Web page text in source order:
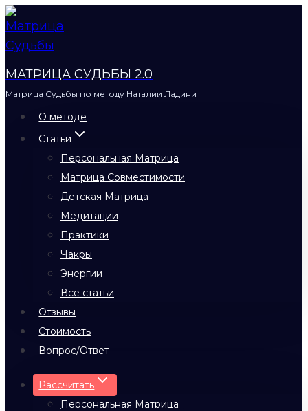
Перейти
к
содержимому
МАТРИЦА СУДЬБЫ 2.0
Матрица Судьбы по методу Наталии Ладини
О методе
Статьи
Персональная Матрица
Матрица Совместимости
Детская Матрица
Медитации
Практики
Чакры
Энергии
Все статьи
Отзывы
Стоимость
Вопрос/Ответ
Рассчитать
Персональная Матрица